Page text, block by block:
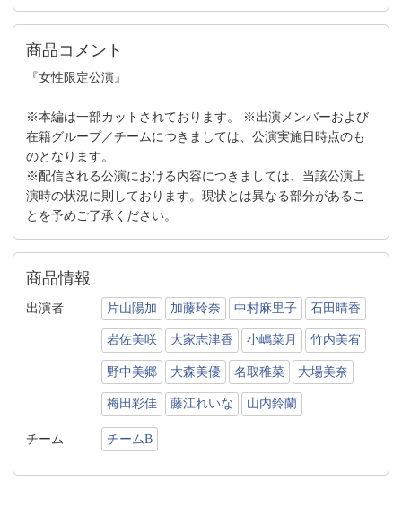
商品コメント
『女性限定公演』
※本編は一部カットされております。 ※出演メンバーおよび
在籍グループ／チームにつきましては、公演実施日時点のも
のとなります。
※配信される公演における内容につきましては、当該公演上
演時の状況に則しております。現状とは異なる部分があるこ
とを予めご了承ください。
商品情報
出演者 片山陽加 加藤玲奈 中村麻里子 石田晴香
岩佐美咲 大家志津香 小嶋菜月 竹内美宥
野中美郷 大森美優 名取稚菜 大場美奈
梅田彩佳 藤江れいな 山内鈴蘭
チーム チームB